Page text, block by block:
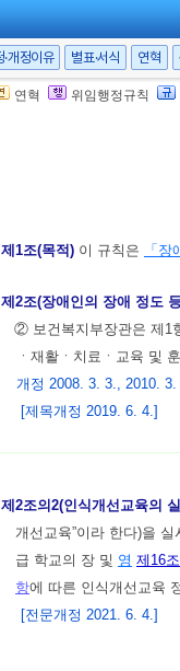
개정]
·개정이유 별표·서식 연혁
연혁 위임행정규칙
제1조(목적) 이 규칙은 「장
제2조(장애인의 장애 정도
② 보건복지부장관은 제1
ㆍ재활ㆍ치료ㆍ교육 및
개정 2008. 3. 3., 2010.
[제목개정 2019. 6. 4.]
제2조의2(인식개선교육의
개선교육”이라 한다)을
급 학교의 장 및 영 제16조
항에 따른 인식개선교육
[전문개정 2021. 6. 4.]